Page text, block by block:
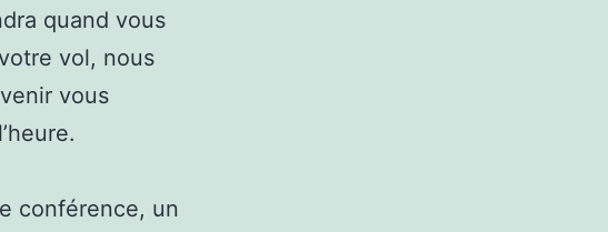
quand vous
vol, nous
vous
conférence, un